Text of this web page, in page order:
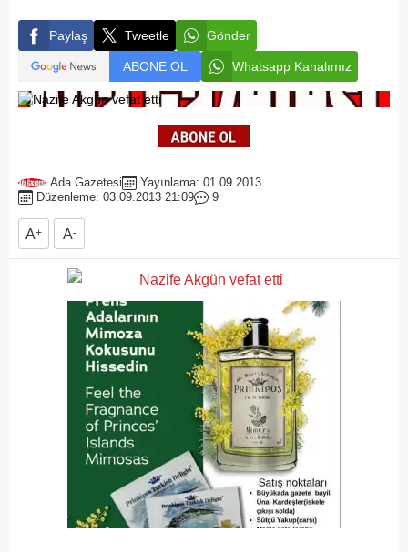
Paylaş Tweetle Gönder
ABONE OL Whatsapp Kanalımız
Ada Gazetesi
Yayınlama: 01.09.2013
Düzenleme: 03.09.2013 21:09
9
A+ A-